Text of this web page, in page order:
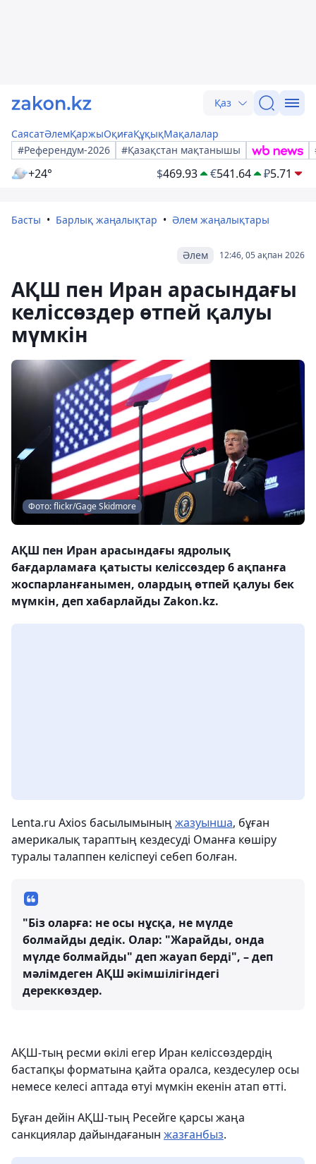
Қаз
СаясатӘлемҚаржыОқиғаҚұқықМақалалар
#Референдум-2026
#Қазақстан мақтанышы
+24° $469.93 €541.64 ₽5.71
Басты Барлық жаңалықтар Әлем жаңалықтары
12:46, 05 ақпан 2026
Әлем
АҚШ пен Иран арасындағы
келіссөздер өтпей қалуы
мүмкін
Фото: flickr/Gage Skidmore
АҚШ пен Иран арасындағы ядролық
бағдарламаға қатысты келіссөздер 6 ақпанға
жоспарланғанымен, олардың өтпей қалуы бек
мүмкін, деп хабарлайды Zakon.kz.
Lenta.ru Axios басылымының жазуынша, бұған
америкалық тараптың кездесуді Оманға көшіру
туралы талаппен келіспеуі себеп болған.
"Біз оларға: не осы нұсқа, не мүлде
болмайды дедік. Олар: "Жарайды, онда
мүлде болмайды" деп жауап берді", – деп
мәлімдеген АҚШ әкімшілігіндегі
дереккөздер.
АҚШ-тың ресми өкілі егер Иран келіссөздердің
бастапқы форматына қайта оралса, кездесулер осы
немесе келесі аптада өтуі мүмкін екенін атап өтті.
Бұған дейін АҚШ-тың Ресейге қарсы жаңа
санкциялар дайындағанын жазғанбыз.